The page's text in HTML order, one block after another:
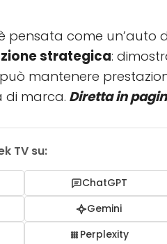
pensata come un’auto
strategica:
mantenere
di marca. Diretta in
TV su:
ChatGPT
Gemini
Perplexity